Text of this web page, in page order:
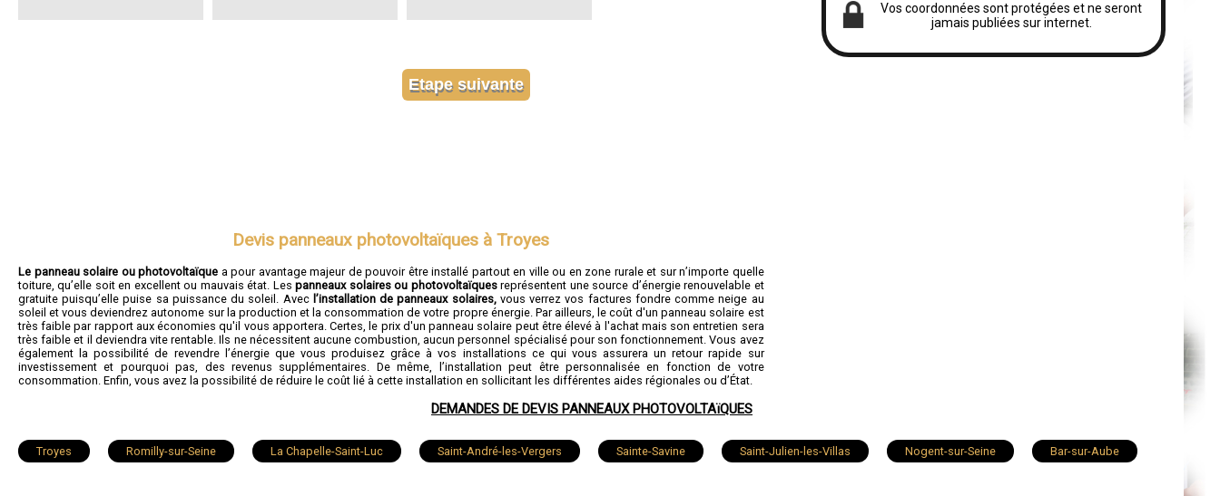
Vos coordonnées sont protégées et ne seront
jamais publiées sur internet.
Devis panneaux photovoltaïques à Troyes
Le panneau solaire ou photovoltaïque a pour avantage majeur de pouvoir être installé partout en ville ou en zone rurale et sur n’importe quelle
toiture, qu’elle soit en excellent ou mauvais état. Lespanneaux solaires ou photovoltaïquesreprésentent une source d’énergie renouvelable et
gratuite puisqu’elle puise sa puissance du soleil. Avec l’installation de panneaux solaires,vous verrez vos factures fondre comme neige au
soleil et vous deviendrez autonome sur la production et la consommation de votre propre énergie. Par ailleurs, le coût d'un panneau solaire est
très faible par rapport aux économies qu'il vous apportera. Certes, le prix d'un panneau solaire peut être élevé à l'achat mais son entretien sera
très faible et il deviendra vite rentable. Ils ne nécessitent aucune combustion, aucun personnel spécialisé pour son fonctionnement. Vous avez
également la possibilité de revendre l’énergie que vous produisez grâce à vos installations ce qui vous assurera un retour rapide sur
investissement et pourquoi pas, des revenus supplémentaires. De même, l’installation peut être personnalisée en fonction de votre
consommation. Enfin, vous avez la possibilité de réduire le coût lié à cette installation en sollicitant les différentes aides régionales ou d’État.
DEMANDES DE DEVIS PANNEAUX PHOTOVOLTAïQUES
Troyes Romilly-sur-Seine La Chapelle-Saint-Luc Saint-André-les-Vergers Sainte-Savine Saint-Julien-les-Villas Nogent-sur-Seine Bar-sur-Aube